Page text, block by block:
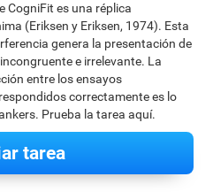
CogniFit es una réplica
(Eriksen y Eriksen, 1974). Esta
genera la presentación de
e irrelevante. La
entre los ensayos
correctamente es lo
Prueba la tarea aquí.
tarea